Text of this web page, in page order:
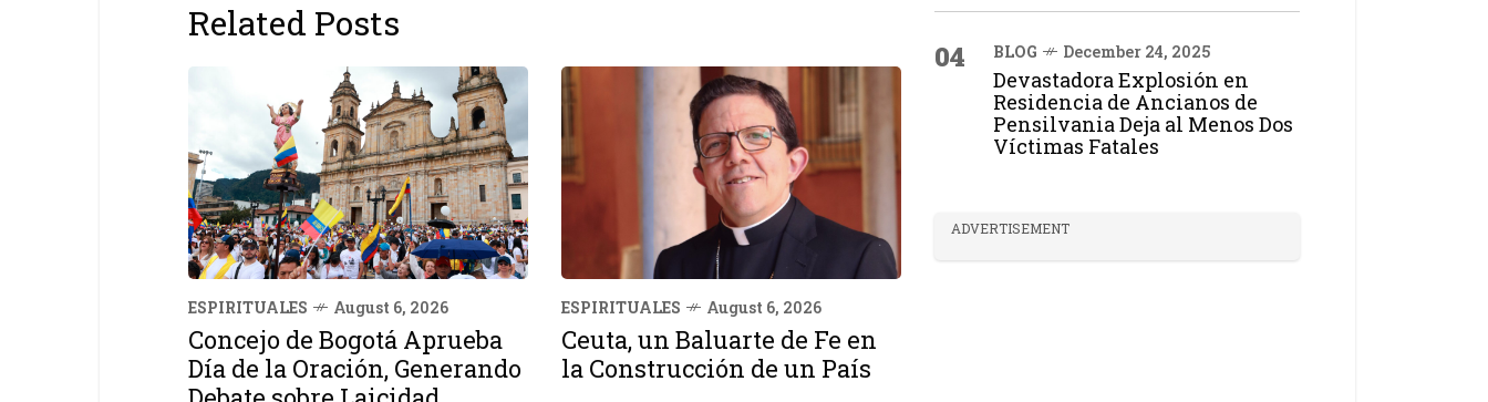
Related Posts
ESPIRITUALES August 6, 2026
Concejo de Bogotá Aprueba
Día de la Oración, Generando
ESPIRITUALES August 6, 2026
Ceuta, un Baluarte de Fe en
la Construcción de un País
04 BLOG December 24, 2025
Devastadora Explosión en
Residencia de Ancianos de
Pensilvania Deja al Menos Dos
Víctimas Fatales
ADVERTISEMENT